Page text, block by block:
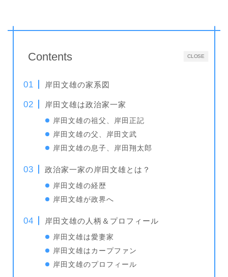
CLOSE
Contents
岸田文雄の家系図
岸田文雄は政治家一家
岸田文雄の祖父、岸田正記
岸田文雄の父、岸田文武
岸田文雄の息子、岸田翔太郎
政治家一家の岸田文雄とは？
岸田文雄の経歴
岸田文雄が政界へ
岸田文雄の人柄＆プロフィール
岸田文雄は愛妻家
岸田文雄はカープファン
岸田文雄のプロフィール